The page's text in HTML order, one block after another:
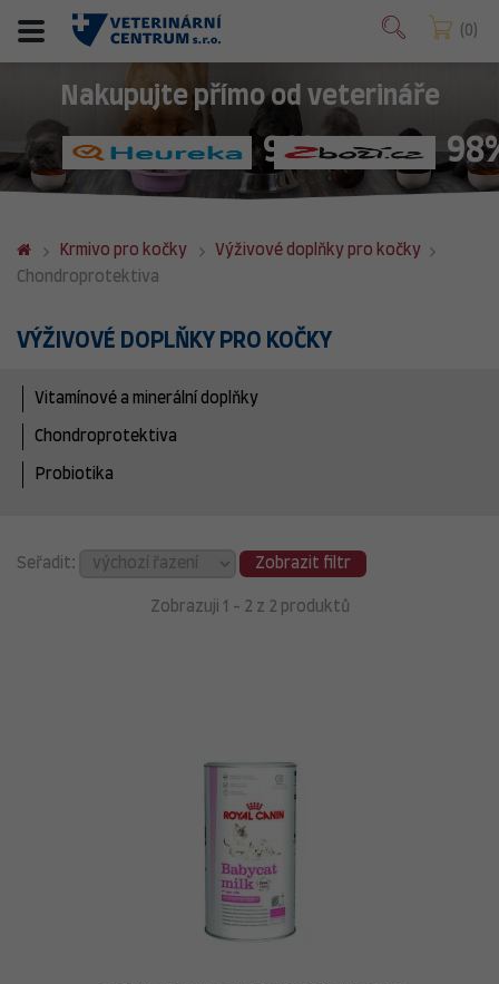
0
Nakupujte přímo od veterináře
98%
Krmivo pro kočky
Výživové doplňky pro kočky
Chondroprotektiva
VÝŽIVOVÉ DOPLŇKY PRO KOČKY
Vitamínové a minerální doplňky
Chondroprotektiva
Probiotika
Seřadit: Zobrazit filtr
Zobrazuji 1 - 2 z 2 produktů